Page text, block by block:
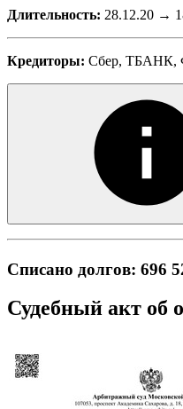
Длительность: 28.12.20 →
Кредиторы: Сбер, ТБАНК,
Списано долгов: 696
Судебный акт об